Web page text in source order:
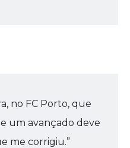
no FC Porto, que
um avançado deve
me corrigiu.”